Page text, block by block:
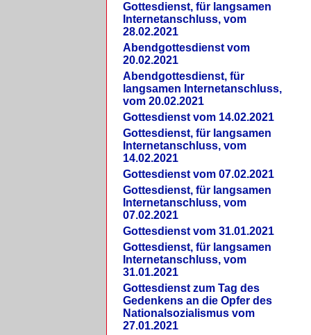
Gottesdienst, für langsamen
Internetanschluss, vom
28.02.2021
Abendgottesdienst vom
20.02.2021
Abendgottesdienst, für
langsamen Internetanschluss,
vom 20.02.2021
Gottesdienst vom 14.02.2021
Gottesdienst, für langsamen
Internetanschluss, vom
14.02.2021
Gottesdienst vom 07.02.2021
Gottesdienst, für langsamen
Internetanschluss, vom
07.02.2021
Gottesdienst vom 31.01.2021
Gottesdienst, für langsamen
Internetanschluss, vom
31.01.2021
Gottesdienst zum Tag des
Gedenkens an die Opfer des
Nationalsozialismus vom
27.01.2021